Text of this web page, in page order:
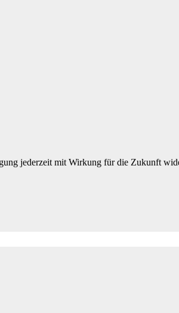
jederzeit mit Wirkung für die Zukunft